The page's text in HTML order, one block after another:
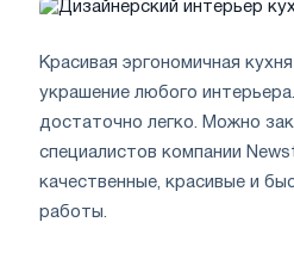
Красивая эргономичная
украшение любого
достаточно легко. Можно
специалистов компании
качественные, красивые и
работы.